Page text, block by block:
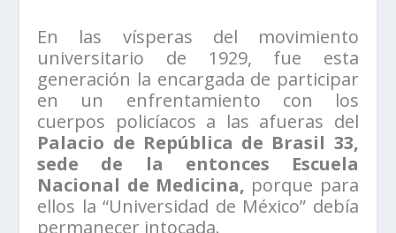
En las vísperas del movimiento
universitario de 1929, fue esta
generación la encargada de participar
en un enfrentamiento con los
cuerpos policíacos a las afueras del
Palacio de República de Brasil 33,
sede de la entonces Escuela
Nacional de Medicina, porque para
ellos la “Universidad de México” debía
permanecer intocada.